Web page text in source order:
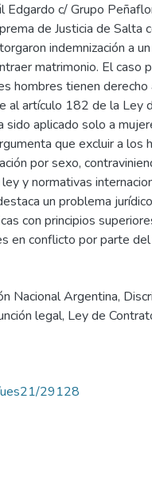
Edgardo c/ Grupo
de Justicia de Salta
indemnización a
matrimonio. El caso
hombres tienen derecho
al artículo 182 de la Ley
sido aplicado solo a
que excluir a los
por sexo,
y normativas
un problema
con principios
en conflicto por parte
Nacional Argentina,
legal, Ley de
ues21/29128